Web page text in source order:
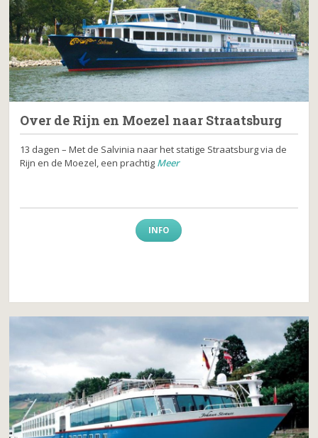
Over de Rijn en Moezel naar Straatsburg
13 dagen – Met de Salvinia naar het statige Straatsburg via de
Rijn en de Moezel, een prachtig Meer
INFO